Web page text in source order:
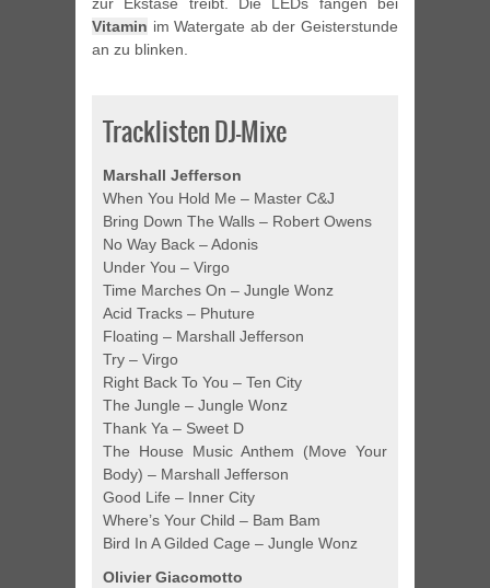
Vitamin im Watergate ab der Geisterstunde
an zu blinken.
Tracklisten DJ-Mixe
Marshall Jefferson
When You Hold Me – Master C&J
Bring Down The Walls – Robert Owens
No Way Back – Adonis
Under You – Virgo
Time Marches On – Jungle Wonz
Acid Tracks – Phuture
Floating – Marshall Jefferson
Try – Virgo
Right Back To You – Ten City
The Jungle – Jungle Wonz
Thank Ya – Sweet D
The House Music Anthem (Move Your
Body) – Marshall Jefferson
Good Life – Inner City
Where’s Your Child – Bam Bam
Bird In A Gilded Cage – Jungle Wonz
Olivier Giacomotto